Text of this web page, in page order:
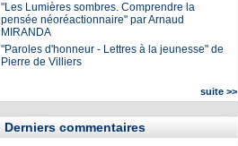
"Les Lumières sombres. Comprendre la
pensée néoréactionnaire" par Arnaud
MIRANDA
"Paroles d'honneur - Lettres à la jeunesse" de
Pierre de Villiers
suite >>
Derniers commentaires